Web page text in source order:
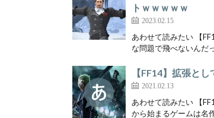
トｗｗｗｗｗ
2023.02.15
あわせて読みたい 【
な問題で飛べないんだ
【FF14】拡張と
2021.02.13
あわせて読みたい 【
から始まるゲームは名